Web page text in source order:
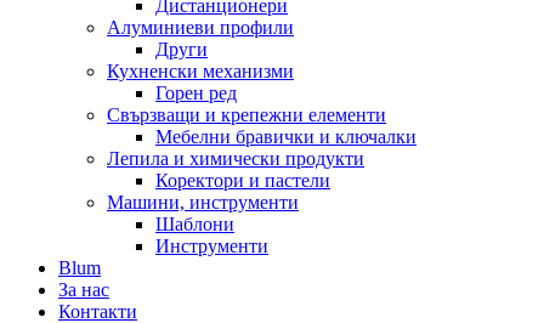
Дистанционери
Алуминиеви профили
Други
Кухненски механизми
Горен ред
Свързващи и крепежни елементи
Мебелни бравички и ключалки
Лепила и химически продукти
Коректори и пастели
Машини, инструменти
Шаблони
Инструменти
Blum
За нас
Контакти